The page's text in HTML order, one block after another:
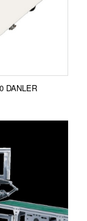
для
в сравнение